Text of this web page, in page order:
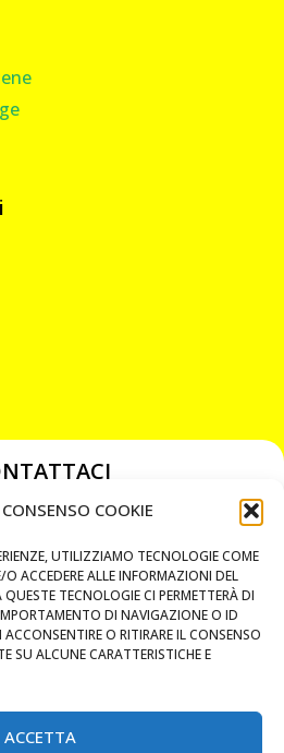
COOKIE
UTILIZZIAMO TECNOLOGIE COME
O ACCEDERE ALLE INFORMAZIONI DEL
TECNOLOGIE CI PERMETTERÀ DI
DI NAVIGAZIONE O ID
O RITIRARE IL CONSENSO
SU ALCUNE CARATTERISTICHE E
ACCETTA